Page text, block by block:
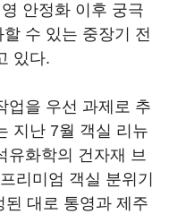
안정화 이후 궁극
수 있는 중장기 전
있다.
업을 우선 과제로 추
지난 7월 객실 리뉴
유화학의 건자재 브
리미엄 객실 분위기
대로 통영과 제주